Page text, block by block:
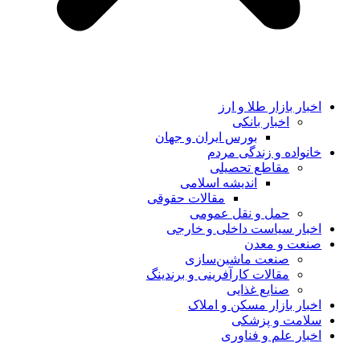
اخبار بازار طلا و ارز
اخبار بانکی
بورس ایران و جهان
خانواده و زندگی مردم
مقاطع تحصیلی
اندیشه اسلامی
مقالات حقوقی
حمل و نقل عمومی
اخبار سیاست داخلی و خارجی
صنعت و معدن
صنعت ماشین‌سازی
مقالات کارآفرینی و برندینگ
صنایع غذایی
اخبار بازار مسکن و املاک
سلامت و پزشکی
اخبار علم و فناوری